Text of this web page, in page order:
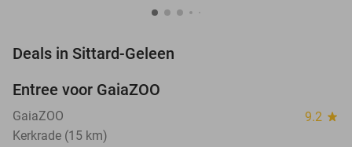
Deals in Sittard-Geleen
Entree voor GaiaZOO
GaiaZOO 9.2 star
Kerkrade (15 km)